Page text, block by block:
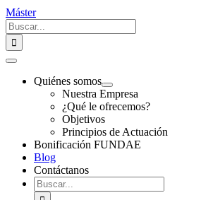
Máster
Buscar:
Toggle
NavigationQuiénes somos
Nuestra Empresa
¿Qué le ofrecemos?
Objetivos
Principios de Actuación
Bonificación FUNDAE
Blog
Contáctanos
Buscar: